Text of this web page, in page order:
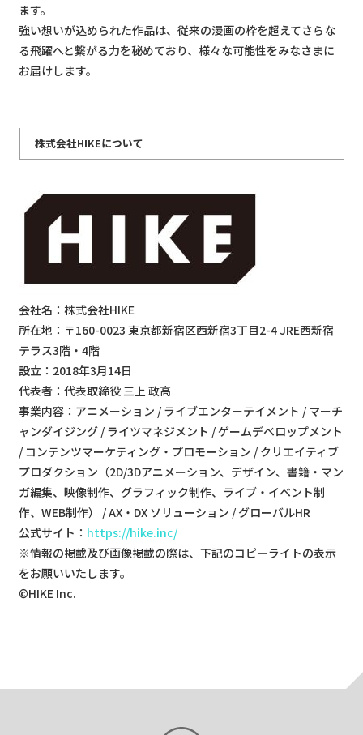
ます。
強い想いが込められた作品は、従来の漫画の枠を超えてさらな
る飛躍へと繋がる力を秘めており、様々な可能性をみなさまに
お届けします。
株式会社HIKEについて
会社名：株式会社HIKE
所在地：〒160-0023 東京都新宿区西新宿3丁目2-4 JRE西新宿
テラス3階・4階
設立：2018年3月14日
代表者：代表取締役 三上 政高
事業内容：アニメーション / ライブエンターテイメント / マーチ
ャンダイジング / ライツマネジメント / ゲームデベロップメント
/ コンテンツマーケティング・プロモーション / クリエイティブ
プロダクション（2D/3Dアニメーション、デザイン、書籍・マン
ガ編集、映像制作、グラフィック制作、ライブ・イベント制
作、WEB制作） / AX・DX ソリューション / グローバルHR
公式サイト： https://hike.inc/
※情報の掲載及び画像掲載の際は、下記のコピーライトの表示
をお願いいたします。
©HIKE Inc.